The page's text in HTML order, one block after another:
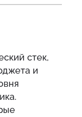
стек,
и